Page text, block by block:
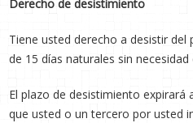
Derecho de desistimiento
Tiene usted derecho a desistir
de 15 días naturales sin
El plazo de desistimiento expirará
que usted o un tercero por usted